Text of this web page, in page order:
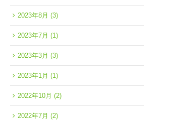
2023年8月 (3)
2023年7月 (1)
2023年3月 (3)
2023年1月 (1)
2022年10月 (2)
2022年7月 (2)